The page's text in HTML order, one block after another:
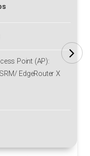
Point (AP):
EdgeRouter X